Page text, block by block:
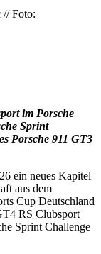
// Foto:
im Porsche
Sprint
Porsche 911 GT3
ein neues Kapitel
aus dem
Cup Deutschland
RS Clubsport
Sprint Challenge